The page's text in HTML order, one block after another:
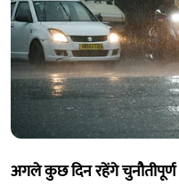
अगले कुछ दिन रहेंगे चुनौतीपूर्ण